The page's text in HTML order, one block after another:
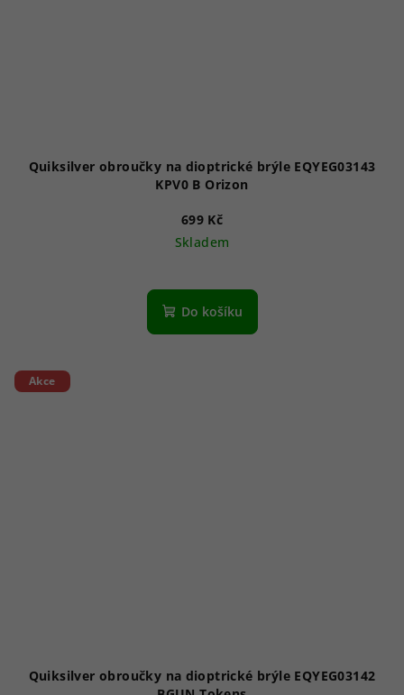
Quiksilver obroučky na dioptrické brýle EQYEG03143
KPV0 B Orizon
699 Kč
Skladem
Do košíku
Akce
Quiksilver obroučky na dioptrické brýle EQYEG03142